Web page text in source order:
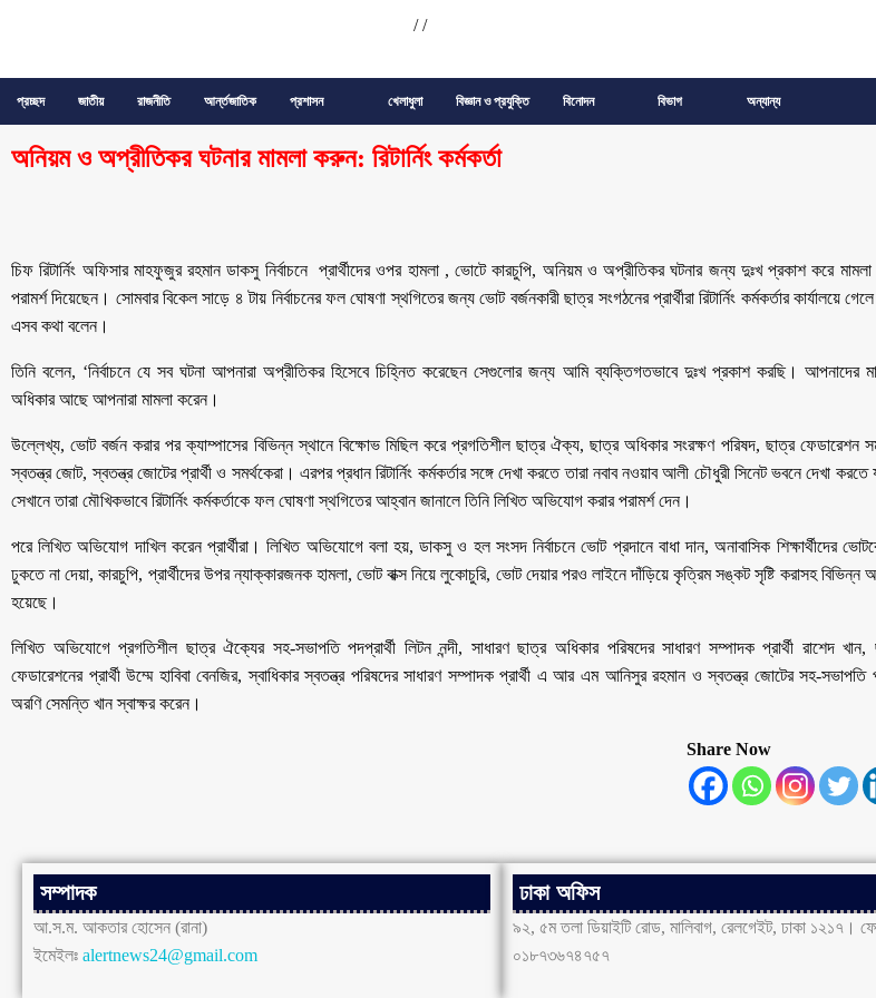
//
প্রচ্ছদ জাতীয় রাজনীতি আর্ন্তজাতিক প্রশাসন খেলাধুলা বিজ্ঞান ও প্রযুক্তি বিনোদন বিভাগ অন্যান্য
অনিয়ম ও অপ্রীতিকর ঘটনার মামলা করুন: রিটার্নিং কর্মকর্তা
চিফ রিটার্নিং অফিসার মাহফুজুর রহমান ডাকসু নির্বাচনে প্রার্থীদের ওপর হামলা , ভোটে কারচুপি, অনিয়ম ও অপ্রীতিকর ঘটনার জন্য দুঃখ প্রকাশ করে মামলা
পরামর্শ দিয়েছেন। সোমবার বিকেল সাড়ে ৪ টায় নির্বাচনের ফল ঘোষণা স্থগিতের জন্য ভোট বর্জনকারী ছাত্র সংগঠনের প্রার্থীরা রিটার্নিং কর্মকর্তার কার্যালয়ে
এসব কথা বলেন।
তিনি বলেন, ‘নির্বাচনে যে সব ঘটনা আপনারা অপ্রীতিকর হিসেবে চিহ্নিত করেছেন সেগুলোর জন্য আমি ব্যক্তিগতভাবে দুঃখ প্রকাশ করছি। আপনাদের
অধিকার আছে আপনারা মামলা করেন।
উল্লেখ্য, ভোট বর্জন করার পর ক্যাম্পাসের বিভিন্ন স্থানে বিক্ষোভ মিছিল করে প্রগতিশীল ছাত্র ঐক্য, ছাত্র অধিকার সংরক্ষণ পরিষদ, ছাত্র ফেডারেশন
স্বতন্ত্র জোট, স্বতন্ত্র জোটের প্রার্থী ও সমর্থকেরা। এরপর প্রধান রিটার্নিং কর্মকর্তার সঙ্গে দেখা করতে তারা নবাব নওয়াব আলী চৌধুরী সিনেট ভবনে দেখা করতে
সেখানে তারা মৌখিকভাবে রিটার্নিং কর্মকর্তাকে ফল ঘোষণা স্থগিতের আহ্বান জানালে তিনি লিখিত অভিযোগ করার পরামর্শ দেন।
পরে লিখিত অভিযোগ দাখিল করেন প্রার্থীরা। লিখিত অভিযোগে বলা হয়, ডাকসু ও হল সংসদ নির্বাচনে ভোট প্রদানে বাধা দান, অনাবাসিক শিক্ষার্থীদের
ঢুকতে না দেয়া, কারচুপি, প্রার্থীদের উপর ন্যাক্কারজনক হামলা, ভোট বাক্স নিয়ে লুকোচুরি, ভোট দেয়ার পরও লাইনে দাঁড়িয়ে কৃত্রিম সঙ্কট সৃষ্টি করাসহ বিভিন্ন
হয়েছে।
লিখিত অভিযোগে প্রগতিশীল ছাত্র ঐক্যের সহ-সভাপতি পদপ্রার্থী লিটন নন্দী, সাধারণ ছাত্র অধিকার পরিষদের সাধারণ সম্পাদক প্রার্থী রাশেদ খান,
ফেডারেশনের প্রার্থী উম্মে হাবিবা বেনজির, স্বাধিকার স্বতন্ত্র পরিষদের সাধারণ সম্পাদক প্রার্থী এ আর এম আনিসুর রহমান ও স্বতন্ত্র জোটের সহ-সভাপতি
অরণি সেমন্তি খান স্বাক্ষর করেন।
Share Now
সম্পাদক
আ.স.ম. আকতার হোসেন (রানা)
ইমেইলঃ alertnews24@gmail.com
ঢাকা অফিস
৯২, ৫ম তলা ডিয়াইটি রোড, মালিবাগ, রেলগেইট, ঢাকা ১২১৭।
০১৮৭৩৬৭৪৭৫৭